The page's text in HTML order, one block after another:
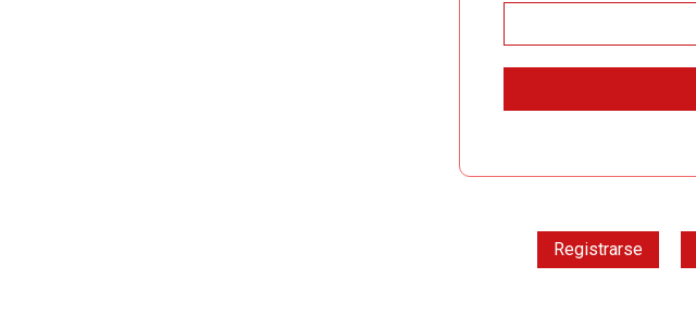
Registrarse